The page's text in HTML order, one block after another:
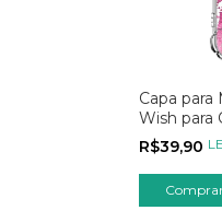
Capa
Wish para
R$39,90